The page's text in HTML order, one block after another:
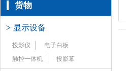
货物
> 显示设备
投影仪
电子白板
触控一体机
投影幕